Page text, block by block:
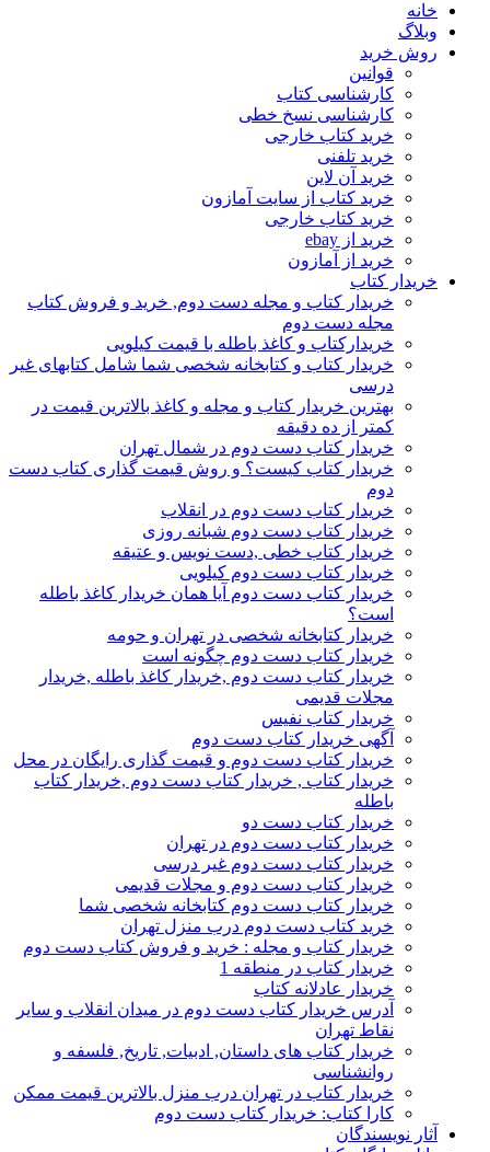
خانه
وبلاگ
روش خرید
قوانین
کارشناسی کتاب
کارشناسی نسخ خطی
خرید کتاب خارجی
خرید تلفنی
خرید آن لاین
خرید کتاب از سایت آمازون
خرید کتاب خارجی
خرید از ebay
خرید از آمازون
خریدار کتاب
خریدار کتاب و مجله دست دوم, خرید و فروش کتاب
مجله دست دوم
خریدارکتاب و کاغذ باطله با قیمت کیلویی
خریدار کتاب و کتابخانه شخصی شما شامل کتابهای غیر
درسی
بهترین خریدار کتاب و مجله و کاغذ بالاترین قیمت در
کمتر از ده دقیقه
خریدار کتاب دست دوم در شمال تهران
خریدار کتاب کیست؟ و روش قیمت گذاری کتاب دست
دوم
خریدار کتاب دست دوم در انقلاب
خریدار کتاب دست دوم شبانه روزی
خریدار کتاب خطی ,دست نویس و عتیقه
خریدار کتاب دست دوم کیلویی
خریدار کتاب دست دوم آیا همان خریدار کاغذ باطله
است؟
خریدار کتابخانه شخصی در تهران و حومه
خریدار کتاب دست دوم چگونه است
خریدار کتاب دست دوم ,خریدار کاغذ باطله ,خریدار
مجلات قدیمی
خریدار کتاب نفیس
آگهی خریدار کتاب دست دوم
خریدار کتاب دست دوم و قیمت گذاری رایگان در محل
خریدار کتاب , خریدار کتاب دست دوم ,خریدار کتاب
باطله
خریدار کتاب دست دو
خریدار کتاب دست دوم در تهران
خریدار کتاب دست دوم غیر درسی
خریدار کتاب دست دوم و مجلات قدیمی
خریدار کتاب دست دوم کتابخانه شخصی شما
خرید کتاب دست دوم درب منزل تهران
خریدار کتاب و مجله : خرید و فروش کتاب دست دوم
خریدار کتاب در منطقه 1
خریدار عادلانه کتاب
آدرس خریدار کتاب دست دوم در میدان انقلاب و سایر
نقاط تهران
خریدار کتاب های داستان, ادبیات, تاریخ, فلسفه و
روانشناسی
خریدار کتاب در تهران درب منزل بالاترین قیمت ممکن
کارا کتاب: خریدار کتاب دست دوم
آثار نویسندگان